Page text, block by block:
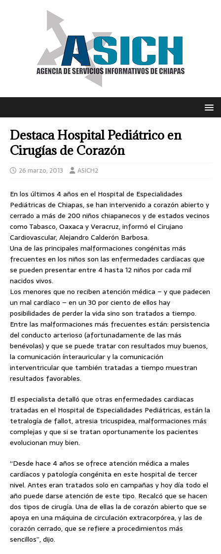
Destaca Hospital Pediátrico en
Cirugías de Corazón
26 marzo, 2013 ASICH2
En los últimos 4 años en el Hospital de Especialidades
Pediátricas de Chiapas, se han intervenido a corazón abierto y
cerrado a más de 200 niños chiapanecos y de estados vecinos
como Tabasco, Oaxaca y Veracruz, informó el Cirujano
Cardiovascular, Alejandro Calderón Barbosa.
Una de las principales malformaciones congénitas más
frecuentes en los niños son las enfermedades cardíacas que
se pueden presentar entre 4 hasta 12 niños por cada mil
nacidos vivos.
Los menores que no reciben atención médica – y que padecen
un mal cardíaco – en un 30 por ciento de ellos hay
posibilidades de perder la vida sino son tratados a tiempo.
Entre las malformaciones más frecuentes están: persistencia
del conducto arterioso (afortunadamente de las más
benévolas) y que se puede tratar con resultados muy buenos,
la comunicación ínterauricular y la comunicación
interventricular que también tratadas a tiempo muestran
resultados favorables.
El especialista detalló que otras enfermedades cardiacas
tratadas en el Hospital de Especialidades Pediátricas, están la
tetralogía de fallot, atresia tricuspidea, malformaciones más
complejas y que si se tratan oportunamente los pacientes
evolucionan muy bien.
“Desde hace 4 años se ofrece atención médica a males
cardíacos y patología congénita en este hospital de tercer
nivel. Antes eran tratados solo en campañas y hoy día todo el
año puede darse atención de este tipo. Recalcó que se hacen
dos tipos de cirugía. Una de ellas la de corazón abierto que se
apoya en una máquina de circulación extracorpórea, y las de
corazón cerrado, que se refiere a procedimientos más
sencillos”, dijo.